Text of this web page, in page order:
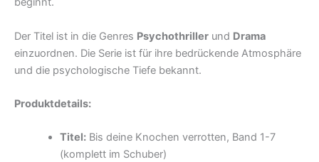
Der Titel ist in die Genres Psychothriller und Drama
einzuordnen. Die Serie ist für ihre bedrückende Atmosphäre
und die psychologische Tiefe bekannt.
Produktdetails:
Titel:Bis deine Knochen verrotten, Band 1-7
(komplett im Schuber)